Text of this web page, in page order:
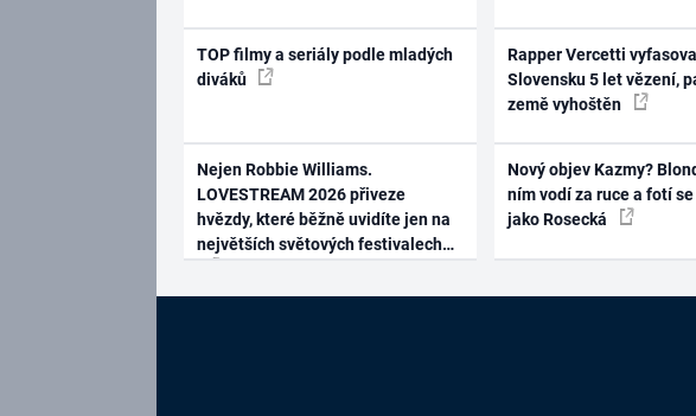
TOP filmy a seriály podle mladých
diváků
Nejen Robbie Williams.
LOVESTREAM 2026 přiveze
hvězdy, které běžně uvidíte jen na
největších světových festivalech
Rapper Vercetti
Slovensku 5 let vězení,
země vyhoštěn
Nový objev Kazmy?
ním vodí za ruce a fotí
jako Rosecká